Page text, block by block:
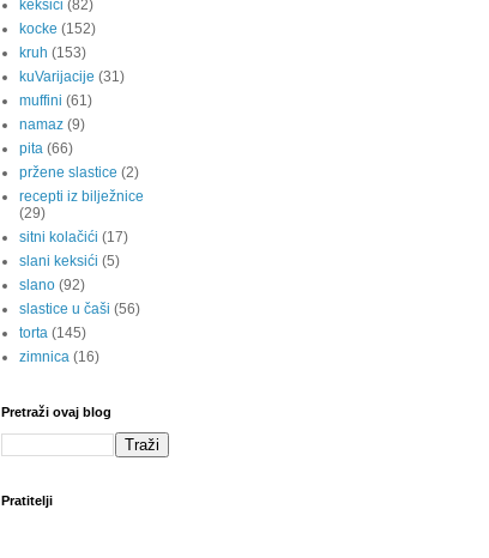
keksići (82)
kocke (152)
kruh (153)
kuVarijacije (31)
muffini (61)
namaz (9)
pita (66)
pržene slastice (2)
recepti iz bilježnice
(29)
sitni kolačići (17)
slani keksići (5)
slano (92)
slastice u čaši (56)
torta (145)
zimnica (16)
Pretraži ovaj blog
Pratitelji